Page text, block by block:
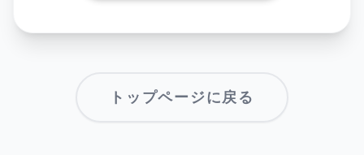
トップページに戻る